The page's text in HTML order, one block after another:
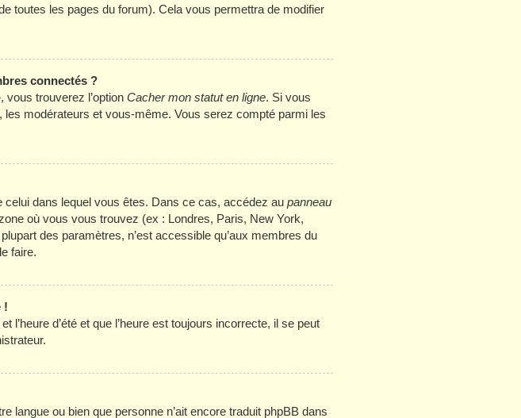
toutes les pages du forum). Cela vous permettra de modifier
connectés ?
vous trouverez l’option Cacher mon statut en ligne. Si vous
modérateurs et vous-même. Vous serez compté parmi les
celui dans lequel vous êtes. Dans ce cas, accédez au panneau
où vous vous trouvez (ex : Londres, Paris, New York,
des paramètres, n’est accessible qu’aux membres du
faire.
!
d’été et que l’heure est toujours incorrecte, il se peut
langue ou bien que personne n’ait encore traduit phpBB dans